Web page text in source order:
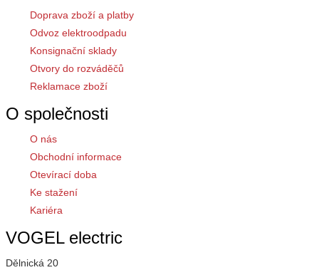
Doprava zboží a platby
Odvoz elektroodpadu
Konsignační sklady
Otvory do rozváděčů
Reklamace zboží
O společnosti
O nás
Obchodní informace
Otevírací doba
Ke stažení
Kariéra
VOGEL electric
Dělnická 20